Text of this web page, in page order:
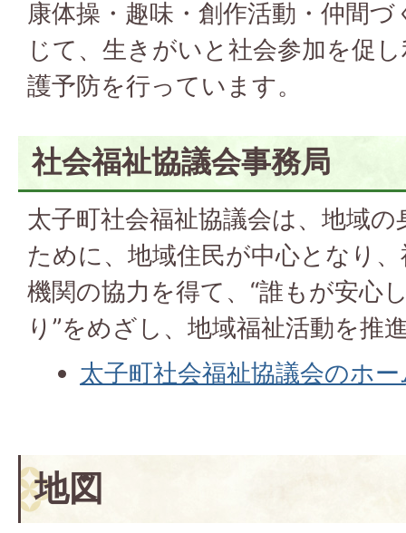
康体操・趣味・創作活動・仲間
じて、生きがいと社会参加を促
護予防を行っています。
社会福祉協議会事務局
太子町社会福祉協議会は、地域
ために、地域住民が中心となり
機関の協力を得て、“誰もが安心
り”をめざし、地域福祉活動を推
太子町社会福祉協議会のホ
地図